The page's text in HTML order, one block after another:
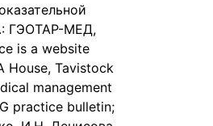
ГЭОТАР-МЕД,
is a website
House, Tavistock
management
practice bulletin;